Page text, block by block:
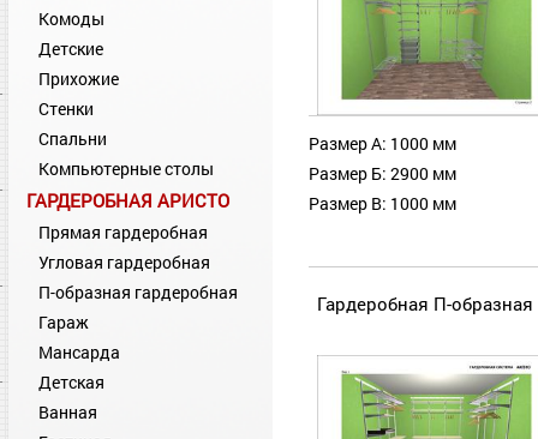
Комоды
Детские
Прихожие
Стенки
Спальни
Компьютерные столы
ГАРДЕРОБНАЯ АРИСТО
Прямая гардеробная
Угловая гардеробная
П-образная гардеробная
Гараж
Мансарда
Детская
Ванная
Размер А: 1000 мм
Размер Б: 2900 мм
Размер В: 1000 мм
Гардеробная П-образная